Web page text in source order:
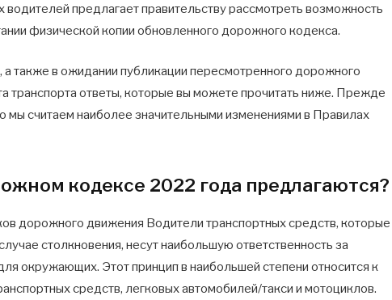
предлагает правительству рассмотреть возможность
физической копии обновленного дорожного кодекса.
а также в ожидании публикации пересмотренного дорожного
транспорта ответы, которые вы можете прочитать ниже. Прежде
мы считаем наиболее значительными изменениями в Правилах
кодексе 2022 года предлагаются?
дорожного движения Водители транспортных средств, которые
столкновения, несут наибольшую ответственность за
окружающих. Этот принцип в наибольшей степени относится к
средств, легковых автомобилей/такси и мотоциклов.